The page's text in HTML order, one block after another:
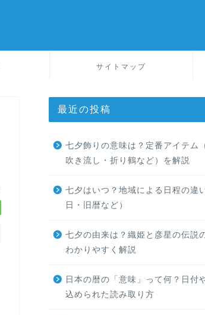
サイトマップ
最近の投稿
七夕飾りの意味は？定番アイテム
吹き流し・折り鶴など）を解説
七夕はいつ？地域による日程の違
日・旧暦など）
七夕の由来は？織姫と彦星の伝説
わかりやすく解説
日本の暦の「意味」って何？日付
込められた読み取り方